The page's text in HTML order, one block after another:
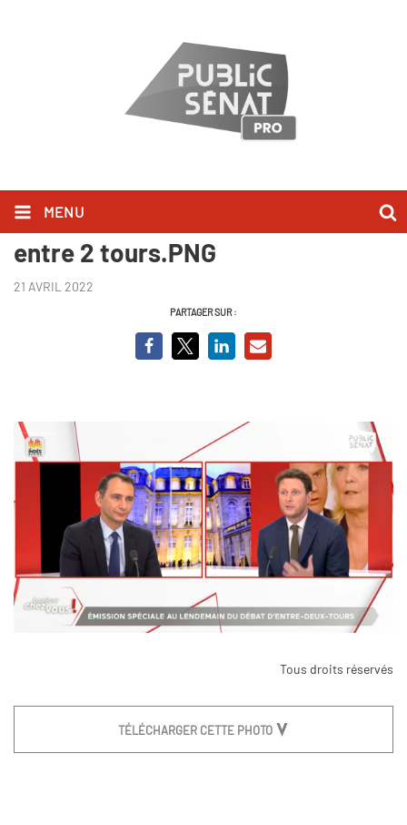
MENU
Capture BCVO spéciale débat
entre 2 tours.PNG
21 AVRIL 2022
PARTAGER SUR :
Tous droits réservés
TÉLÉCHARGER CETTE PHOTO